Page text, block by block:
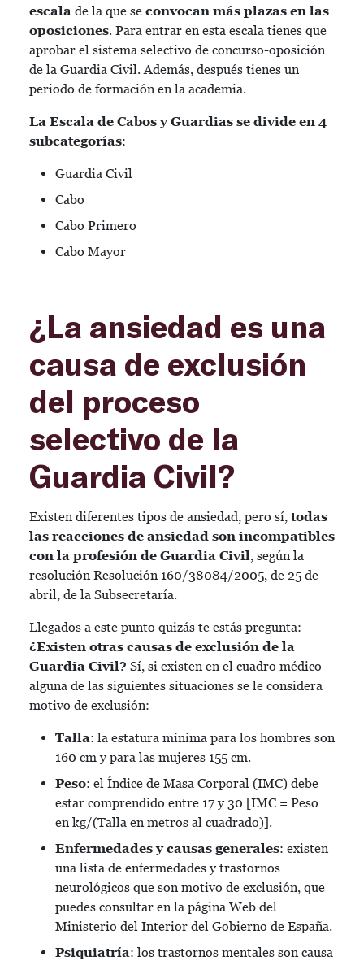
escala de la que se convocan más plazas en las
oposiciones. Para entrar en esta escala tienes que
aprobar el sistema selectivo de concurso-oposición
de la Guardia Civil. Además, después tienes un
periodo de formación en la academia.
La Escala de Cabos y Guardias se divide en 4
subcategorías:
Guardia Civil
Cabo
Cabo Primero
Cabo Mayor
¿La ansiedad es una
causa de exclusión
del proceso
selectivo de la
Guardia Civil?
Existen diferentes tipos de ansiedad, pero sí, todas
las reacciones de ansiedad son incompatibles
con la profesión de Guardia Civil, según la
resolución Resolución 160/38084/2005, de 25 de
abril, de la Subsecretaría.
Llegados a este punto quizás te estás pregunta:
¿Existen otras causas de exclusión de la
Guardia Civil? Sí, si existen en el cuadro médico
alguna de las siguientes situaciones se le considera
motivo de exclusión:
Talla: la estatura mínima para los hombres son
160 cm y para las mujeres 155 cm.
Peso: el Índice de Masa Corporal (IMC) debe
estar comprendido entre 17 y 30 [IMC = Peso
en kg/(Talla en metros al cuadrado)].
Enfermedades y causas generales: existen
una lista de enfermedades y trastornos
neurológicos que son motivo de exclusión, que
puedes consultar en la página Web del
Ministerio del Interior del Gobierno de España.
Psiquiatría: los trastornos mentales son causa